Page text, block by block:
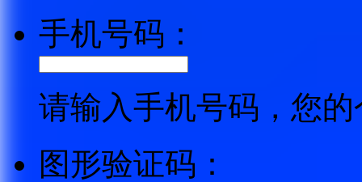
手机号码：
请输入手机号码，您
图形验证码：